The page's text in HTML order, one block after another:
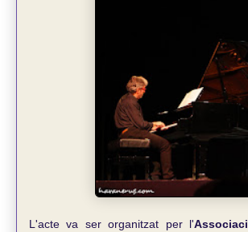
L'acte va ser organitzat per l'